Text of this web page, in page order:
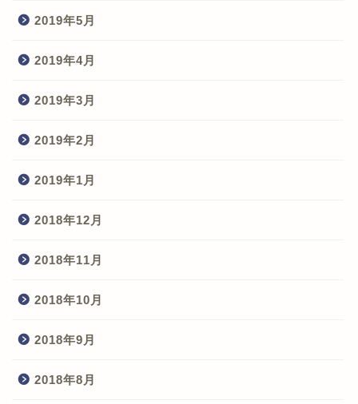
2019年5月
2019年4月
2019年3月
2019年2月
2019年1月
2018年12月
2018年11月
2018年10月
2018年9月
2018年8月